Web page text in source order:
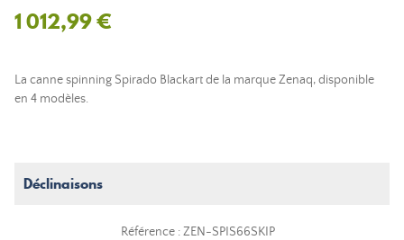
1 012,99 €
La canne spinning Spirado Blackart de la marque Zenaq, disponible
en 4 modèles.
Déclinaisons
Référence : ZEN-SPIS66SKIP